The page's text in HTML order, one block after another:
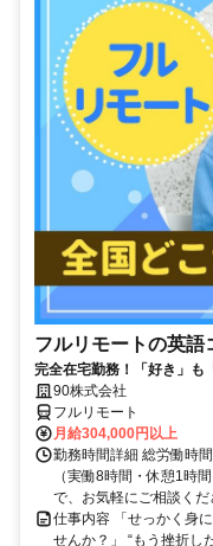
フルリモートの英語
完全在宅勤務！「好き」も
90株式会社
フルリモート
月給304,000円以上
勤務時間詳細 総労働時
（実働8時間・休憩1時
で、お気軽にご相談くだ
仕事内容 「せっかく身
せんか？」 “もう挫折し